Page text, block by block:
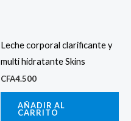
Leche corporal clarificante y
multi hidratante Skins
CFA4.500
AÑADIR AL
CARRITO